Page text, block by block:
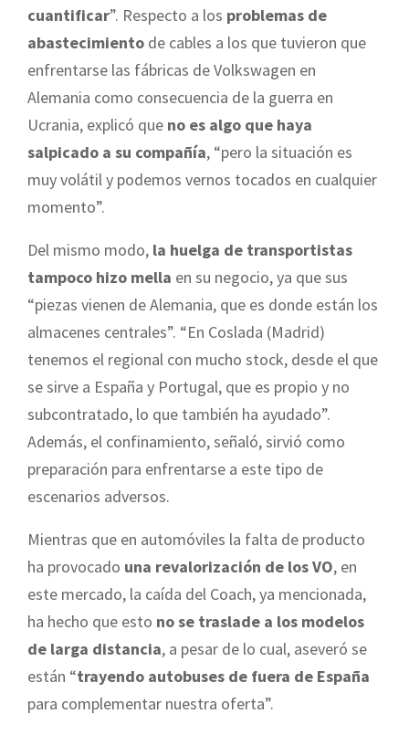
cuantificar”. Respecto a los problemas de
abastecimiento de cables a los que tuvieron que
enfrentarse las fábricas de Volkswagen en
Alemania como consecuencia de la guerra en
Ucrania, explicó que no es algo que haya
salpicado a su compañía, “pero la situación es
muy volátil y podemos vernos tocados en cualquier
momento”.
Del mismo modo, la huelga de transportistas
tampoco hizo mella en su negocio, ya que sus
“piezas vienen de Alemania, que es donde están los
almacenes centrales”. “En Coslada (Madrid)
tenemos el regional con mucho stock, desde el que
se sirve a España y Portugal, que es propio y no
subcontratado, lo que también ha ayudado”.
Además, el confinamiento, señaló, sirvió como
preparación para enfrentarse a este tipo de
escenarios adversos.
Mientras que en automóviles la falta de producto
ha provocado una revalorización de los VO, en
este mercado, la caída del Coach, ya mencionada,
ha hecho que esto no se traslade a los modelos
de larga distancia, a pesar de lo cual, aseveró se
están “trayendo autobuses de fuera de España
para complementar nuestra oferta”.